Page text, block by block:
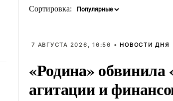
Сортировка:
7 АВГУСТА 2026, 16:56 • НОВОСТИ ДНЯ
«Родина» обвинила
агитации и